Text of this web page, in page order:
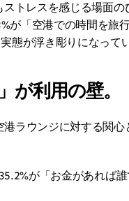
トレスを感じる場面の
が「空港での時間を旅
態が浮き彫りになって
利用の壁。
ラウンジに対する関心
が「お金があれば